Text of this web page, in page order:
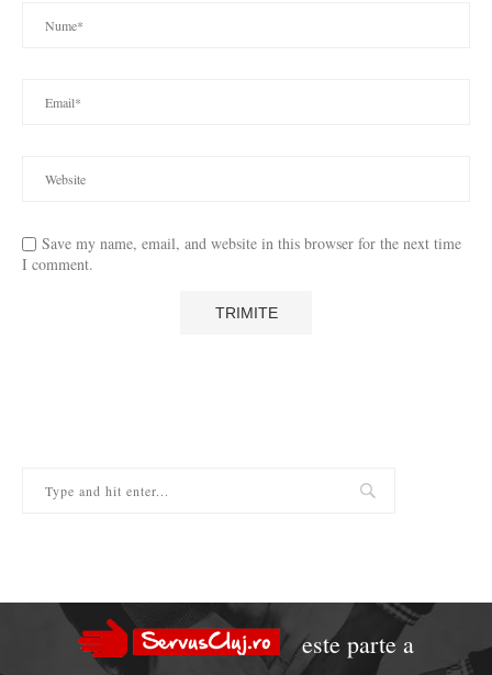
Save my name, email, and website in this browser for the next time
I comment.
este parte a